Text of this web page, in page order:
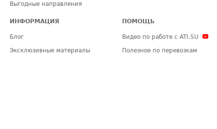
Выгодные направления
ИНФОРМАЦИЯ
Блог
Эксклюзивные материалы
ПОМОЩЬ
Видео по работе с ATI.SU
Полезное по перевозкам